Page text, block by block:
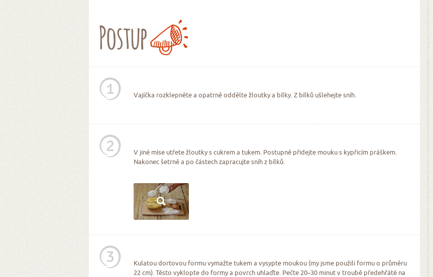
Postup
1 Vajíčka rozklepněte a opatrně oddělte žloutky a bílky. Z bílků ušlehejte sníh.
2
V jiné míse utřete žloutky s cukrem a tukem. Postupně přidejte mouku s kypřicím práškem.
Nakonec šetrně a po částech zapracujte sníh z bílků.
3
Kulatou dortovou formu vymažte tukem a vysypte moukou (my jsme použili formu o průměru
22 cm). Těsto vyklopte do formy a povrch uhlaďte. Pečte 20–30 minut v troubě předehřáté na